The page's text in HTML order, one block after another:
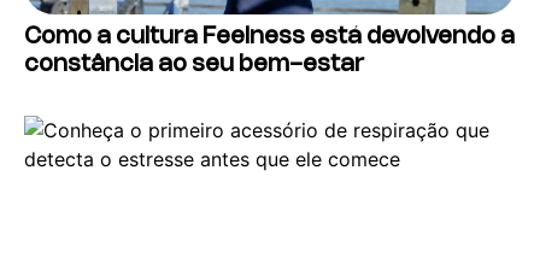
Como a cultura Feelness está devolvendo a
constância ao seu bem-estar